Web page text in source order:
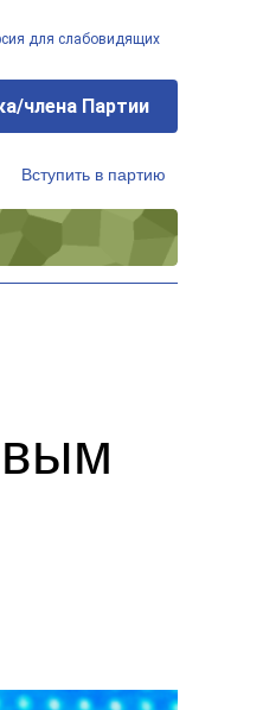
для слабовидящих
члена Партии
Вступить в партию